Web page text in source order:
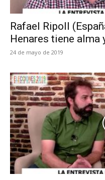
Rafael Ripoll
Henares tiene alma
24 de mayo de 2019